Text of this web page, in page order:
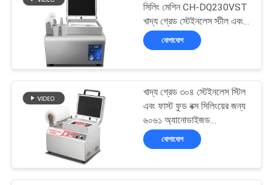
সিলিং মেশিন CH-DQ230VST
খাদ্য গ্রেড স্টেইনলেস স্টীল এবং
6061 ফাস্ট ফুড প্যাকেজিং জন্য
Anodized অ্যালুমিনিয়াম ছাঁচ
যোগাযোগ
খাদ্য গ্রেড ৩০৪ স্টেইনলেস স্টিল
এবং ফাস্ট ফুড বক্স সিলিংয়ের জন্য
৬০৬১ অ্যানোডাইজড
অ্যালুমিনিয়াম ছাঁচ সহ ভ্যাকুয়াম
স্কিন সিলিং মেশিন DQ240VST
যোগাযোগ